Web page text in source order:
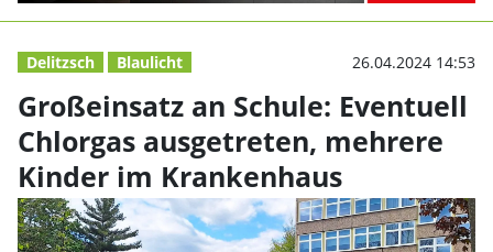
Delitzsch Blaulicht 26.04.2024 14:53
Großeinsatz an Schule: Eventuell
Chlorgas ausgetreten, mehrere
Kinder im Krankenhaus